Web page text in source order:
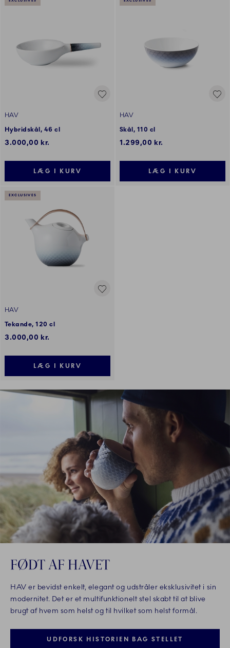
HAV
Hybridskål, 46 cl
3.000,00 kr.
LÆG I KURV
HAV
Skål, 110 cl
1.299,00 kr.
LÆG I KURV
EXCLUSIVES
HAV
Tekande, 120 cl
3.000,00 kr.
LÆG I KURV
FØDT AF HAVET
HAV er bevidst enkelt, elegant og udstråler eksklusivitet i sin
modernitet. Det er et multifunktionelt stel skabt til at blive
brugt af hvem som helst og til hvilket som helst formål.
UDFORSK HISTORIEN BAG STELLET